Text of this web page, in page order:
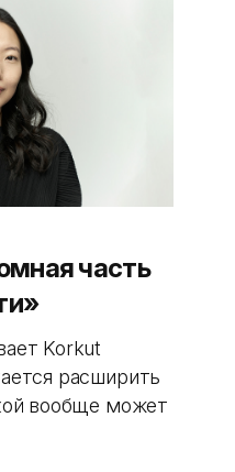
часть
Korkut
расширить
вообще может